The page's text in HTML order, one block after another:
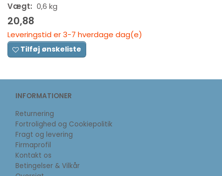
Vægt: 0,6 kg
20,88
Leveringstid er 3-7 hverdage dag(e)
Tilføj ønskeliste
INFORMATIONER
Returnering
Fortrolighed og Cookiepolitik
Fragt og levering
Firmaprofil
Kontakt os
Betingelser & Vilkår